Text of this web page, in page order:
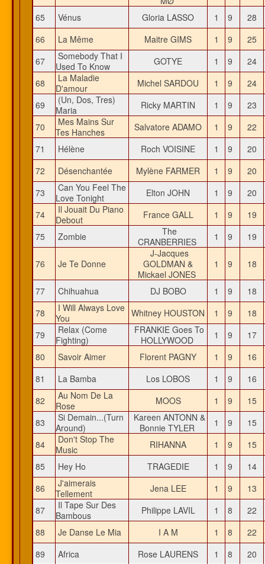
65
Vénus Gloria LASSO 1 9
28
66
La Même Maitre GIMS 1 9
25
67
Somebody That I
Used To Know
GOTYE 1 9
24
68
La Maladie
D'amour
Michel SARDOU 1 9
24
69
(Un, Dos, Tres)
Maria
Ricky MARTIN 1 9
23
70
Mes Mains Sur
Tes Hanches
Salvatore ADAMO 1 9
22
71
Hélène Roch VOISINE 1 9
20
72
Désenchantée Mylène FARMER 1 9
20
73
Can You Feel The
Love Tonight
Elton JOHN 1 9
20
74
Il Jouait Du Piano
Debout
France GALL 1 9
19
75
Zombie
The
CRANBERRIES
1 9 19
76 Je Te Donne
J-Jacques
GOLDMAN &
Mickael JONES
1 9 18
77 Chihuahua DJ BOBO 1 9
18
78
I Will Always Love
You
Whitney HOUSTON 1 9
18
79
Relax (Come
Fighting)
FRANKIE Goes To
HOLLYWOOD
1 9
17
80
Savoir Aimer Florent PAGNY 1 9
16
81
La Bamba Los LOBOS 1 9
16
82
Au Nom De La
Rose
MOOS 1 9
15
83
Si Demain...(Turn
Around)
Kareen ANTONN &
Bonnie TYLER
1 9
15
84
Don't Stop The
Music
RIHANNA 1 9
15
85
Hey Ho TRAGEDIE 1 9
14
86
J'aimerais
Tellement
Jena LEE 1 9
13
87
Il Tape Sur Des
Bambous
Philippe LAVIL 1 8
22
88
Je Danse Le Mia I A M 1 8
22
89
Africa Rose LAURENS 1 8 20